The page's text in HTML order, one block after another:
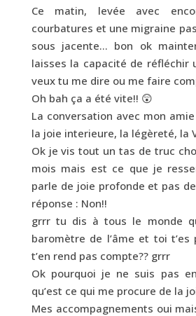
Ce matin, levée avec
courbatures et une migraine
sous jacente… bon ok
laisses la capacité de réfléchir
veux tu me dire ou me faire
Oh bah ça a été vite!! 😲
La conversation avec mon
la joie interieure, la légèreté, la
Ok je vis tout un tas de truc
mois mais est ce que je
parle de joie profonde et pas
réponse : Non!!
grrr tu dis à tous le monde
baromètre de l’âme et toi
t’en rend pas compte?? grrr
Ok pourquoi je ne suis pas
qu’est ce qui me procure de la
Mes accompagnements oui